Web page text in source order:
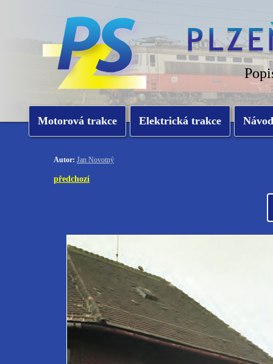
Motorová trakce Elektrická trakce
Autor: Jan Novotný
předchozí